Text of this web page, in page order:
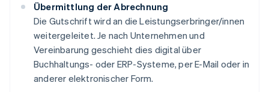
Übermittlung der Abrechnung
Die Gutschrift wird an die Leistungserbringer/innen
weitergeleitet. Je nach Unternehmen und
Vereinbarung geschieht dies digital über
Buchhaltungs- oder ERP-Systeme, per E-Mail oder in
anderer elektronischer Form.